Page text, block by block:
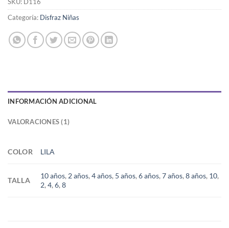
Categoría: Disfraz Niñas
INFORMACIÓN ADICIONAL
VALORACIONES (1)
COLOR LILA
TALLA
10 años, 2 años,4 años, 5 años,6 años,7 años,8 años, 10,
2,4,6,8